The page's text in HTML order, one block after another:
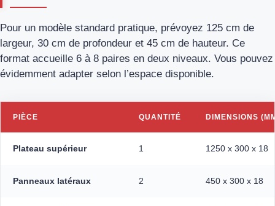
Pour un modèle standard pratique, prévoyez 125 cm de
largeur, 30 cm de profondeur et 45 cm de hauteur. Ce
format accueille 6 à 8 paires en deux niveaux. Vous pouvez
évidemment adapter selon l’espace disponible.
PIÈCE QUANTITÉ DIMENSIONS
Plateau supérieur 1 1250 x 300 x 18
Panneaux latéraux 2 450 x 300 x 18